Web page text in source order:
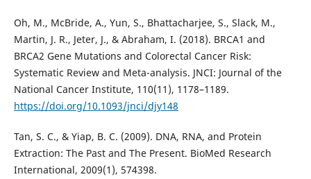
Oh, M., McBride, A., Yun, S., Bhattacharjee, S., Slack, M.,
Martin, J. R., Jeter, J., & Abraham, I. (2018). BRCA1 and
BRCA2 Gene Mutations and Colorectal Cancer Risk:
Systematic Review and Meta-analysis. JNCI: Journal of the
National Cancer Institute, 110(11), 1178–1189.
https://doi.org/10.1093/jnci/djy148
Tan, S. C., & Yiap, B. C. (2009). DNA, RNA, and Protein
Extraction: The Past and The Present. BioMed Research
International, 2009(1), 574398.